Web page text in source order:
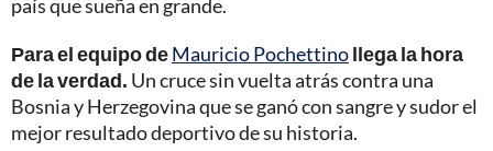
país que sueña en grande.
Para el equipo deMauricio Pochettinollega la hora
de la verdad. Un cruce sin vuelta atrás contra una
Bosnia y Herzegovina que se ganó con sangre y sudor el
mejor resultado deportivo de su historia.